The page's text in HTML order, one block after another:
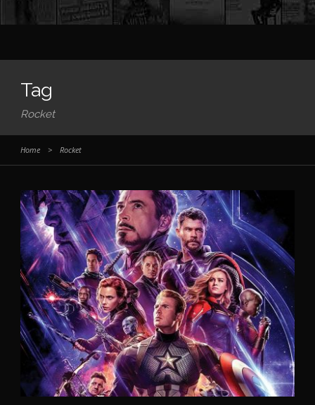
Tag
Rocket
Home > Rocket